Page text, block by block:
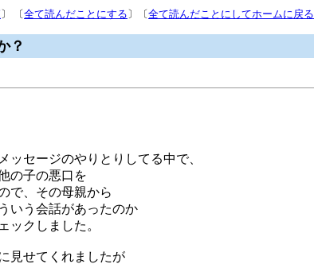
〕 〔全て読んだことにする 〕〔全て読んだことにしてホームに戻る
？
ッセージのやりとりしてる中で、
の子の悪口を
で、その母親から
いう会話があったのか
ックしました。
見せてくれましたが